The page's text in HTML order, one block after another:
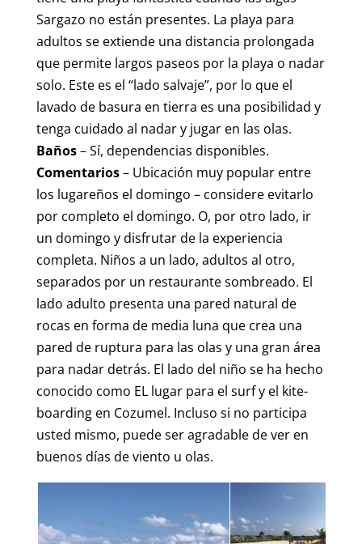
Sargazo no están presentes. La playa para
adultos se extiende una distancia prolongada
que permite largos paseos por la playa o nadar
solo. Este es el “lado salvaje”, por lo que el
lavado de basura en tierra es una posibilidad y
tenga cuidado al nadar y jugar en las olas.
Baños– Sí, dependencias disponibles.
Comentarios– Ubicación muy popular entre
los lugareños el domingo – considere evitarlo
por completo el domingo. O, por otro lado, ir
un domingo y disfrutar de la experiencia
completa. Niños a un lado, adultos al otro,
separados por un restaurante sombreado. El
lado adulto presenta una pared natural de
rocas en forma de media luna que crea una
pared de ruptura para las olas y una gran área
para nadar detrás. El lado del niño se ha hecho
conocido como EL lugar para el surf y el kite-
boarding en Cozumel. Incluso si no participa
usted mismo, puede ser agradable de ver en
buenos días de viento u olas.